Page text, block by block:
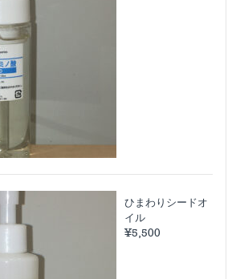
ひまわりシードオ
イル
¥5,500